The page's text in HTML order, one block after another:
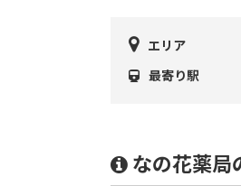
エリア
最寄り駅
なの花薬局